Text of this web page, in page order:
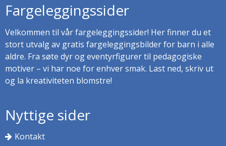
Fargeleggingssider
Velkommen til vår fargeleggingssider! Her finner du et
stort utvalg av gratis fargeleggingsbilder for barn i alle
aldre. Fra søte dyr og eventyrfigurer til pedagogiske
motiver – vi har noe for enhver smak. Last ned, skriv ut
og la kreativiteten blomstre!
Nyttige sider
Kontakt